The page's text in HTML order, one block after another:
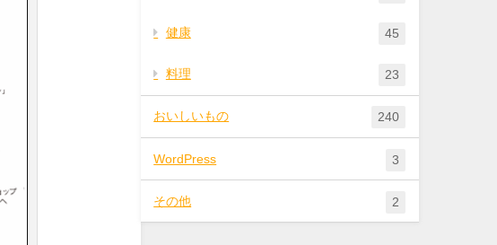
健康 45
料理 23
おいしいもの 240
WordPress 3
その他 2